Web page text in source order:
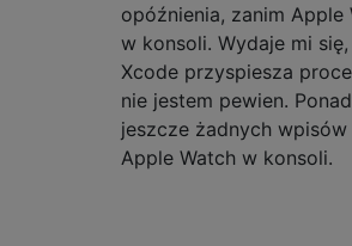
opóźnienia, zanim Apple
w konsoli. Wydaje mi
Xcode przyspiesza
nie jestem pewien.
jeszcze żadnych
Apple Watch w konsoli.